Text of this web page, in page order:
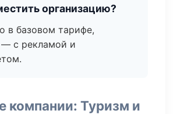
организацию?
в базовом тарифе,
с рекламой и
компании: Туризм и